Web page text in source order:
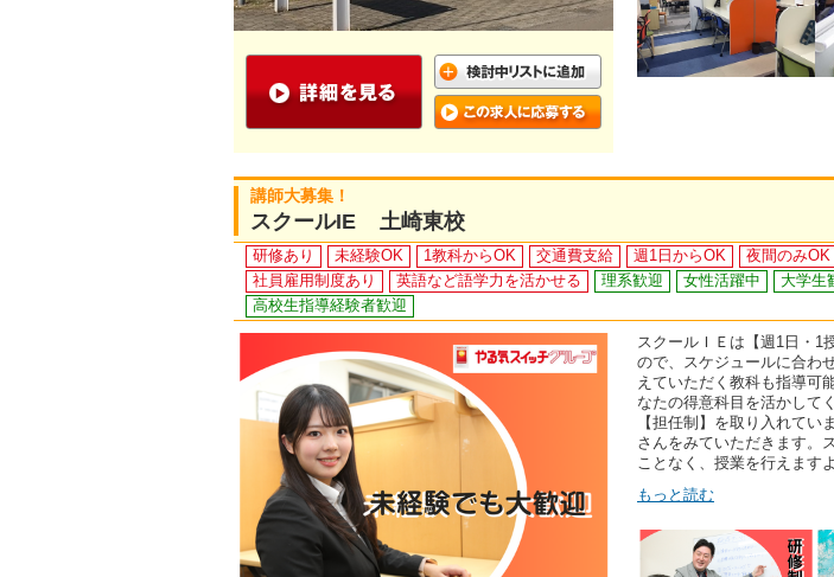
講師大募集！
スクールIE 土崎東校
研修あり 未経験OK 1教科からOK 交通費支給 週1日からOK 夜間のみOK
社員雇用制度あり
英語など語学力を活かせる 理系歓迎 女性活躍中 大学生
高校生指導経験者歓迎
スクールＩＥは【週1日・1
ので、スケジュールに合わ
えていただく教科も指導可
なたの得意科目を活かして
【担任制】を取り入れてい
さんをみていただきます。
ことなく、授業を行えますよ
もっと読む